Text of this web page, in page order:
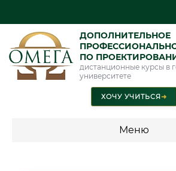
ДОПОЛНИТЕЛЬНОЕ
ПО
дистанционные курсы в
университете
ХОЧУ УЧИТЬСЯ➜
Меню